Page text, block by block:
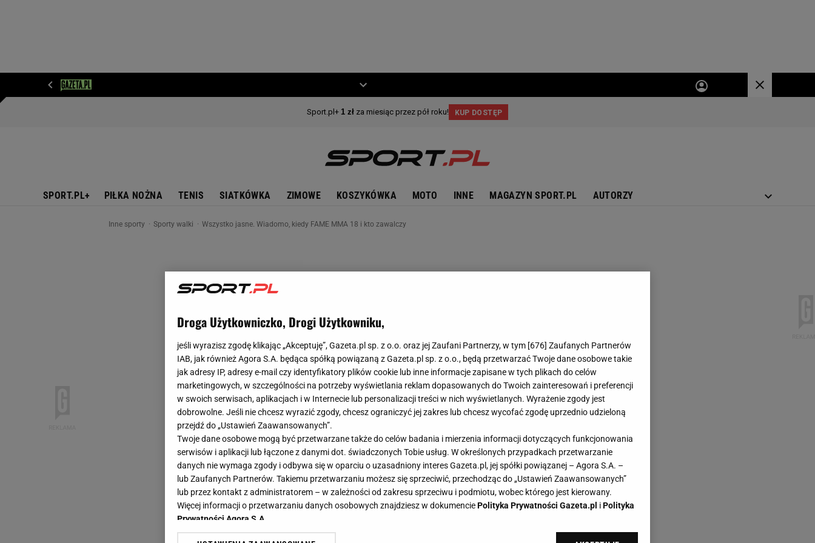
SPORT.PL+ PIŁKA NOŻNA TENIS SIATKÓWKA ZIMOWE KOSZYKÓWKA MOTO INNE MAGAZYN SPORT.PL AUTORZY
Inne sporty Sporty walki Wszystko jasne. Wiadomo, kiedy FAME MMA 18 i kto zawalczy
Droga Użytkowniczko, Drogi Użytkowniku,
jeśli wyrazisz zgodę klikając „Akceptuję”, Gazeta.pl sp. z o.o. oraz jej Zaufani Partnerzy, w tym [676] Zaufanych Partnerów
IAB, jak również Agora S.A. będąca spółką powiązaną z Gazeta.pl sp. z o.o., będą przetwarzać Twoje dane osobowe takie
jak adresy IP, adresy e-mail czy identyfikatory plików cookie lub inne informacje zapisane w tych plikach do celów
marketingowych, w szczególności na potrzeby wyświetlania reklam dopasowanych do Twoich zainteresowań i preferencji
w swoich serwisach, aplikacjach i w Internecie lub personalizacji treści w nich wyświetlanych. Wyrażenie zgody jest
dobrowolne. Jeśli nie chcesz wyrazić zgody, chcesz ograniczyć jej zakres lub chcesz wycofać zgodę uprzednio udzieloną
przejdź do „Ustawień Zaawansowanych”.
Twoje dane osobowe mogą być przetwarzane także do celów badania i mierzenia informacji dotyczących funkcjonowania
serwisów i aplikacji lub łączone z danymi dot. świadczonych Tobie usług. W określonych przypadkach przetwarzanie
danych nie wymaga zgody i odbywa się w oparciu o uzasadniony interes Gazeta.pl, jej spółki powiązanej – Agora S.A. –
lub Zaufanych Partnerów. Takiemu przetwarzaniu możesz się sprzeciwić, przechodząc do „Ustawień Zaawansowanych”
lub przez kontakt z administratorem – w zależności od zakresu sprzeciwu i podmiotu, wobec którego jest kierowany.
Więcej informacji o przetwarzaniu danych osobowych znajdziesz w dokumenciePolityka Prywatności Gazeta.pl iPolityka
Prywatności Agora S.A.